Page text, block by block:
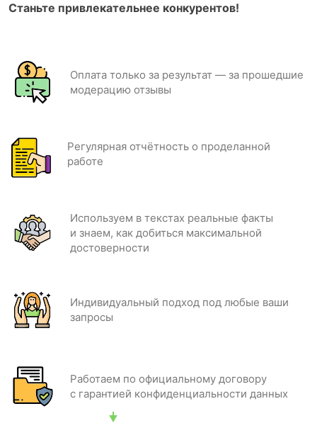
Станьте привлекательнее конкурентов!
Оплата только за результат — за прошедшие
модерацию отзывы
Регулярная отчётность о проделанной
работе
Используем в текстах реальные факты
и знаем, как добиться максимальной
достоверности
Индивидуальный подход под любые ваши
запросы
Работаем по официальному договору
с гарантией конфиденциальности данных